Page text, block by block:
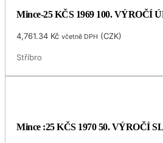
Mince-25 KČS 1969 100. VÝROČÍ
4,761.34 Kč včetně DPH (CZK)
Stříbro
Mince :25 KČS 1970 50. VÝROČÍ